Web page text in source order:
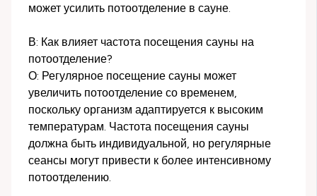
может усилить потоотделение в сауне.
В: Как влияет частота посещения сауны на
потоотделение?
О: Регулярное посещение сауны может
увеличить потоотделение со временем,
поскольку организм адаптируется к высоким
температурам. Частота посещения сауны
должна быть индивидуальной, но регулярные
сеансы могут привести к более интенсивному
потоотделению.